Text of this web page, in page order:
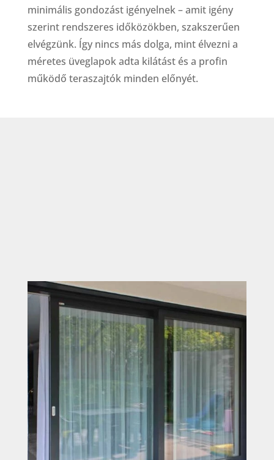
minimális gondozást igényelnek – amit igény
szerint rendszeres időközökben, szakszerűen
elvégzünk. Így nincs más dolga, mint élvezni a
méretes üveglapok adta kilátást és a profin
működő teraszajtók minden előnyét.